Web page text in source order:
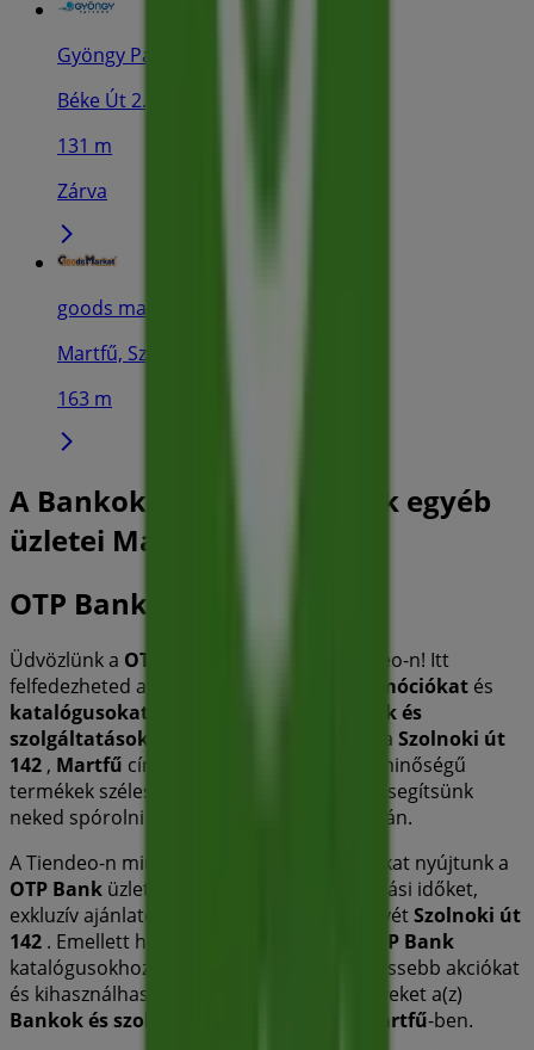
Gyöngy Patikák
Béke Út 2., Martfű
131 m
Zárva
goods market
Martfű, Szolnoki út 112, Martfű
163 m
A Bankok és szolgáltatások egyéb
üzletei Martfű városában
OTP Bank
Üdvözlünk a OTP Bank
üzletében a Tiendeo-n! Itt
felfedezheted a legjobb
promóciókat és
katalógusokat
Bankok és
szolgáltatások márkától. Fizikai üzletünk a Szolnoki út
142 , Martfű címen található, ahol kiváló minőségű
termékek széles választékát kínáljuk, hogy segítsünk
neked spórolni egész
során.
A Tiendeo-n mindig naprakész információkat nyújtunk a
OTP Bank üzletéről, beleértve a nyitvatartási időket,
exkluzív ajánlatokat és az üzlet pontos helyétSzolnoki út
142 . Emellett hozzáférhetsz a legújabb
OTP Bank
katalógusokhoz, hogy felfedezhesd a legfrissebb akciókat
és kihasználhasd a nagyszerű kedvezményeket a(z)
Bankok és szolgáltatások
Martfű-ben.